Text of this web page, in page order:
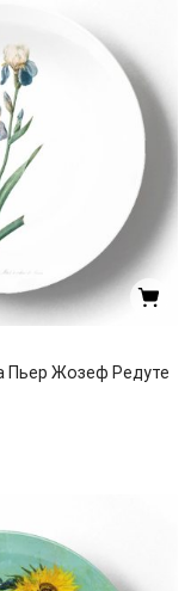
Пьер Жозеф Редуте